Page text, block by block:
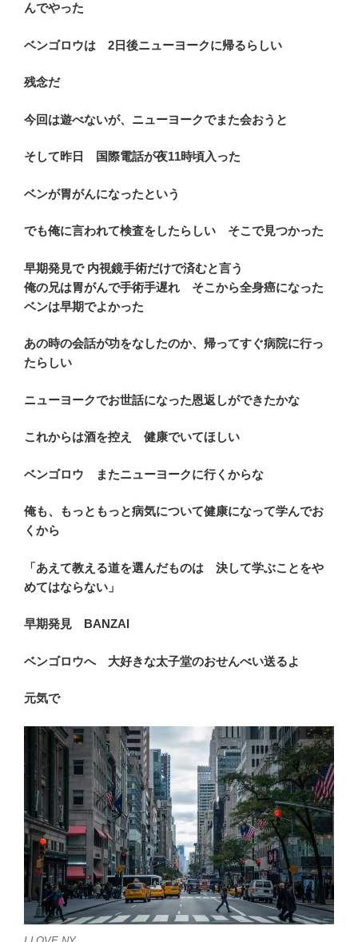
んでやった
ベンゴロウは 2日後ニューヨークに帰るらしい
残念だ
今回は遊べないが、ニューヨークでまた会おうと
そして昨日 国際電話が夜11時頃入った
ベンが胃がんになったという
でも俺に言われて検査をしたらしい そこで見つかった
早期発見で 内視鏡手術だけで済むと言う
俺の兄は胃がんで手術手遅れ そこから全身癌になった
ベンは早期でよかった
あの時の会話が功をなしたのか、帰ってすぐ病院に行っ
たらしい
ニューヨークでお世話になった恩返しができたかな
これからは酒を控え 健康でいてほしい
ベンゴロウ またニューヨークに行くからな
俺も、もっともっと病気について健康になって学んでお
くから
「あえて教える道を選んだものは 決して学ぶことをや
めてはならない」
早期発見 BANZAI
ベンゴロウへ 大好きな太子堂のおせんべい送るよ
元気で